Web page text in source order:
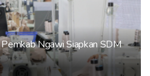
Ngawi Siapkan SDM